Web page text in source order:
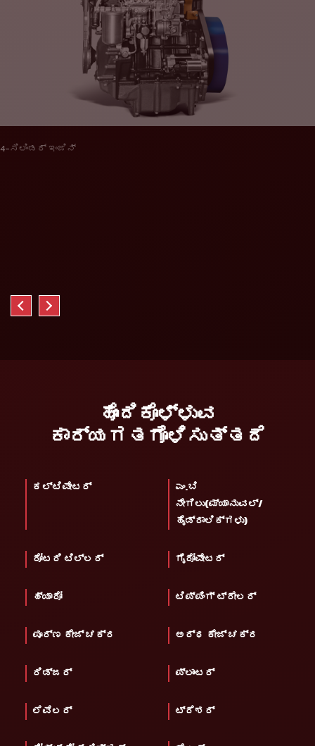
4-ಸಿಲಿಂಡರ್ ಇಂಜಿನ್
ಹೊಂದಿಕೊಳ್ಳುವ
ಕಾರ್ಯಗತಗೊಳಿಸುತ್ತದೆ
ಕಲ್ಟಿವೇಟರ್
ಎಂ.ಬಿ
ನೇಗಿಲು(ಮ್ಯಾನುವಲ್/
ಹೈಡ್ರಾಲಿಕ್‌ಗಳು)
ರೋಟರಿ ಟಿಲ್ಲರ್ ಗೈರೋವೇಟರ್
ಹ್ಯಾರೋ ಟಿಪ್ಪಿಂಗ್ ಟ್ರೇಲರ್
ಪೂರ್ಣ ಕೇಜ್ ಚಕ್ರ ಅರ್ಧ ಕೇಜ್ ಚಕ್ರ
ರಿಡ್ಜರ್ ಪ್ಲಾಂಟರ್
ಲೆವೆಲರ್ ಟ್ರೆಶರ್